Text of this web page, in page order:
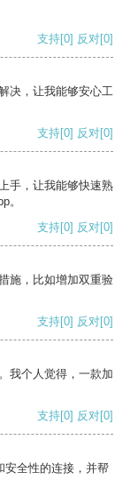
支持[0] 反对[0]
决，让我能够安心工
支持[0] 反对[0]
手，让我能够快速熟
。
支持[0] 反对[0]
施，比如增加双重验
支持[0] 反对[0]
我个人觉得，一款加
支持[0] 反对[0]
安全性的连接，并帮